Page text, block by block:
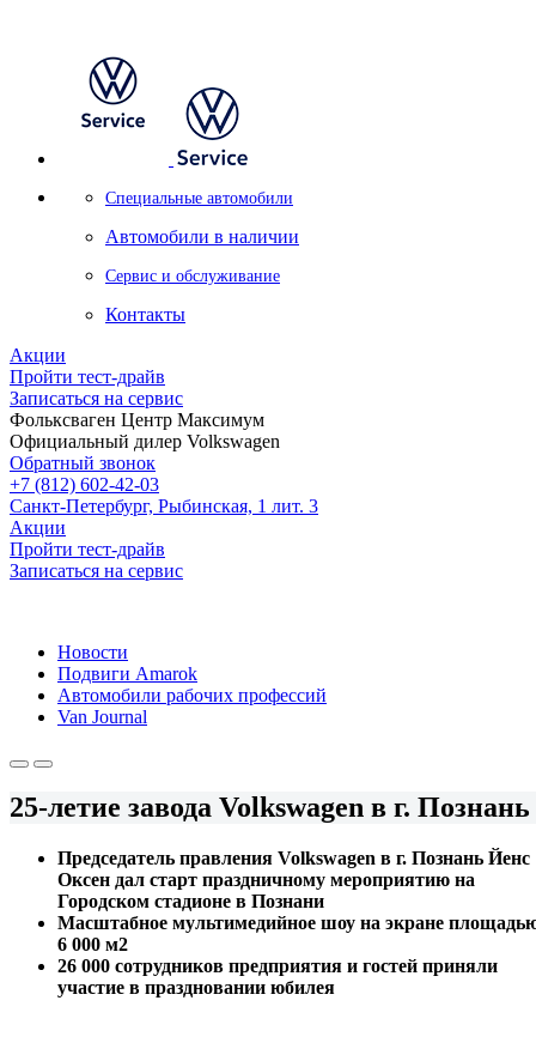
Специальные автомобили
Автомобили в наличии
Сервис и обслуживание
Контакты
Акции
Пройти тест-драйв
Записаться на сервис
Фольксваген Центр Максимум
Официальный дилер Volkswagen
Обратный звонок
+7 (812) 602-42-03
Санкт-Петербург, Рыбинская, 1 лит. 3
Акции
Пройти тест-драйв
Записаться на сервис
Новости
Подвиги Amarok
Автомобили рабочих профессий
Van Journal
25-летие завода Volkswagen в г. Познань
Председатель правления Volkswagen в г. Познань Йенс
Оксен дал старт праздничному мероприятию на
Городском стадионе в Познани
Масштабное мультимедийное шоу на экране
6 000 м2
26 000 сотрудников предприятия и гостей приняли
участие в праздновании юбилея